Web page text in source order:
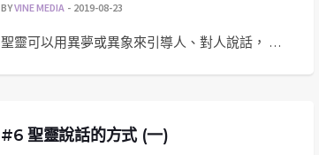
BYVINE MEDIA 2019-08-23
聖靈可以用異夢或異象來引導人、對人說話， …
#6 聖靈說話的方式 (一)